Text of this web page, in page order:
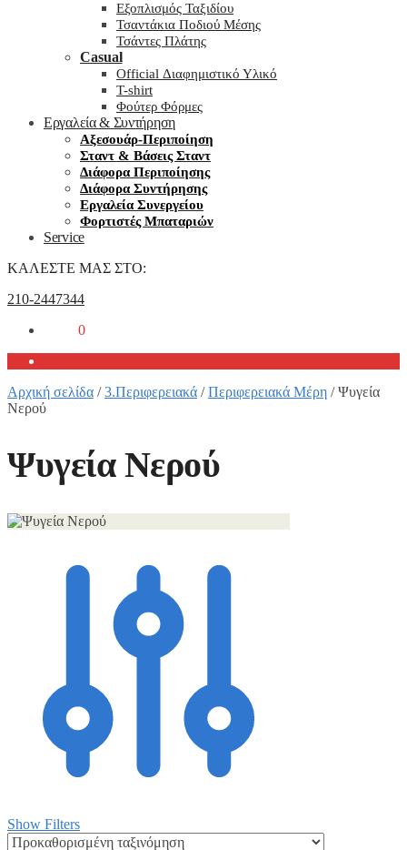
Εξοπλισμός Ταξιδίου
Τσαντάκια Ποδιού Μέσης
Τσάντες Πλάτης
Casual
Official Διαφημιστικό Υλικό
T-shirt
Φούτερ Φόρμες
Εργαλεία & Συντήρηση
Αξεσουάρ-Περιποίηση
Σταντ & Βάσεις Σταντ
Διάφορα Περιποίησης
Διάφορα Συντήρησης
Εργαλεία Συνεργείου
Φορτιστές Μπαταριών
Service
ΚΑΛΕΣΤΕ ΜΑΣ ΣΤΟ:
210-2447344
0
Αρχική σελίδα /3.Περιφερειακά /Περιφερειακά Μέρη /Ψυγεία
Νερού
Ψυγεία Νερού
Show Filters